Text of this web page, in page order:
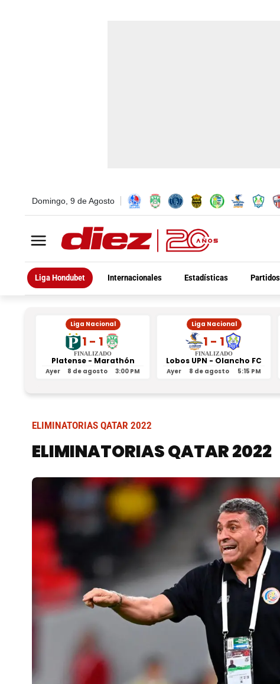
Domingo, 9 de Agosto
Liga Hondubet Internacionales Estadísticas
Liga Nacional
1 - 1
FINALIZADO
Platense - Marathón
Ayer 8 de agosto 3:00 PM
Liga Nacional
1 - 1
FINALIZADO
Lobos UPN - Olancho FC
Ayer 8 de agosto 5:15 PM
ELIMINATORIAS QATAR 2022
ELIMINATORIAS QATAR 2022